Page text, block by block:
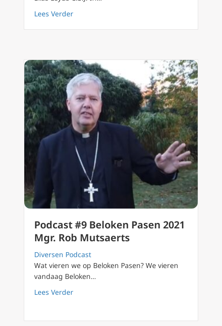
Lees Verderabout FilioQue 40 Beeper in the deep:
Podcast #9 Beloken Pasen 2021
Mgr. Rob Mutsaerts
Diversen Podcast
Wat vieren we op Beloken Pasen? We vieren
vandaag Beloken…
Lees Verderabout Podcast #9 Beloken Pasen 2021 Mgr.